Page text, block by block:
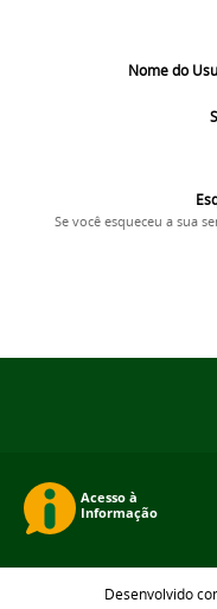
Nome do
Se você esqueceu a sua
Desenvolvido